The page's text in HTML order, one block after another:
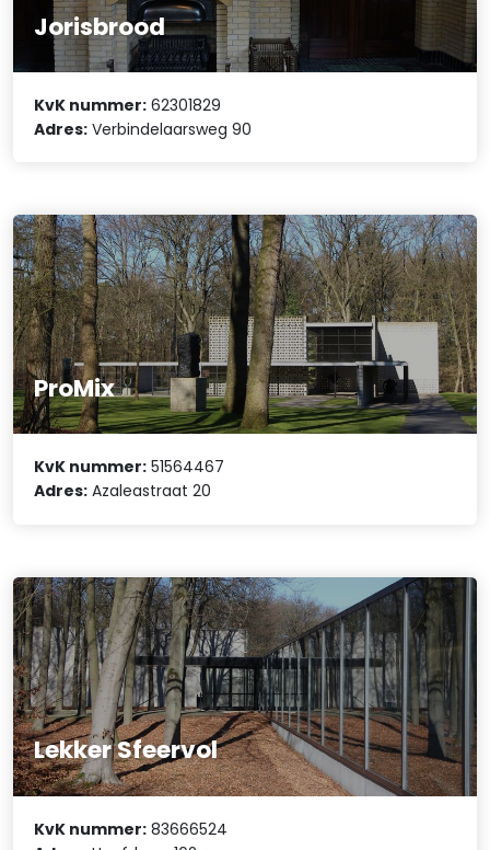
Jorisbrood
KvK nummer: 62301829
Adres: Verbindelaarsweg 90
ProMix
KvK nummer: 51564467
Adres: Azaleastraat 20
Lekker Sfeervol
KvK nummer: 83666524